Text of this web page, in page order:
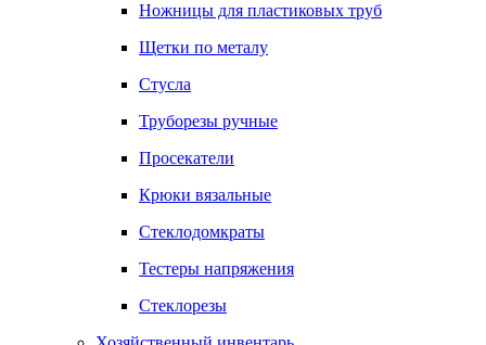
Ножницы для пластиковых труб
Щетки по металу
Стусла
Труборезы ручные
Просекатели
Крюки вязальные
Стеклодомкраты
Тестеры напряжения
Стеклорезы